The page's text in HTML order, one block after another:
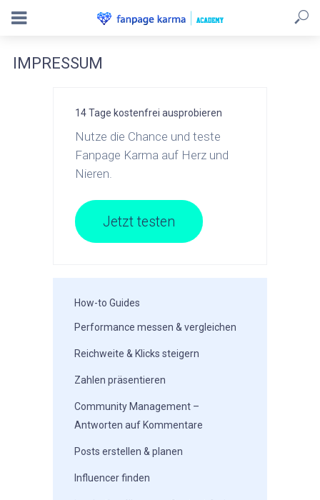
IMPRESSUM
14 Tage kostenfrei ausprobieren
Nutze die Chance und teste
Fanpage Karma auf Herz und
Nieren.
Jetzt testen
How-to Guides
Performance messen & vergleichen
Reichweite & Klicks steigern
Zahlen präsentieren
Community Management –
Antworten auf Kommentare
Posts erstellen & planen
Influencer finden